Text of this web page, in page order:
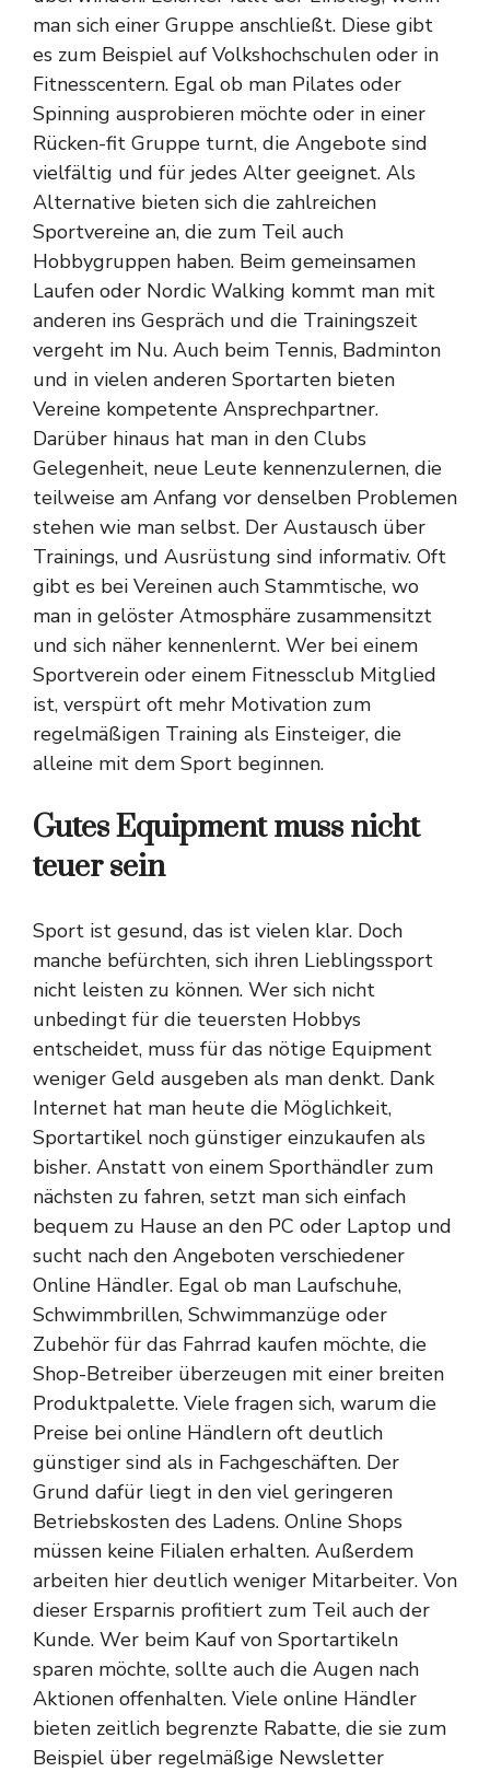
man sich einer Gruppe anschließt. Diese gibt
es zum Beispiel auf Volkshochschulen oder in
Fitnesscentern. Egal ob man Pilates oder
Spinning ausprobieren möchte oder in einer
Rücken-fit Gruppe turnt, die Angebote sind
vielfältig und für jedes Alter geeignet. Als
Alternative bieten sich die zahlreichen
Sportvereine an, die zum Teil auch
Hobbygruppen haben. Beim gemeinsamen
Laufen oder Nordic Walking kommt man mit
anderen ins Gespräch und die Trainingszeit
vergeht im Nu. Auch beim Tennis, Badminton
und in vielen anderen Sportarten bieten
Vereine kompetente Ansprechpartner.
Darüber hinaus hat man in den Clubs
Gelegenheit, neue Leute kennenzulernen, die
teilweise am Anfang vor denselben Problemen
stehen wie man selbst. Der Austausch über
Trainings, und Ausrüstung sind informativ. Oft
gibt es bei Vereinen auch Stammtische, wo
man in gelöster Atmosphäre zusammensitzt
und sich näher kennenlernt. Wer bei einem
Sportverein oder einem Fitnessclub Mitglied
ist, verspürt oft mehr Motivation zum
regelmäßigen Training als Einsteiger, die
alleine mit dem Sport beginnen.
Gutes Equipment muss nicht
teuer sein
Sport ist gesund, das ist vielen klar. Doch
manche befürchten, sich ihren Lieblingssport
nicht leisten zu können. Wer sich nicht
unbedingt für die teuersten Hobbys
entscheidet, muss für das nötige Equipment
weniger Geld ausgeben als man denkt. Dank
Internet hat man heute die Möglichkeit,
Sportartikel noch günstiger einzukaufen als
bisher. Anstatt von einem Sporthändler zum
nächsten zu fahren, setzt man sich einfach
bequem zu Hause an den PC oder Laptop und
sucht nach den Angeboten verschiedener
Online Händler. Egal ob man Laufschuhe,
Schwimmbrillen, Schwimmanzüge oder
Zubehör für das Fahrrad kaufen möchte, die
Shop-Betreiber überzeugen mit einer breiten
Produktpalette. Viele fragen sich, warum die
Preise bei online Händlern oft deutlich
günstiger sind als in Fachgeschäften. Der
Grund dafür liegt in den viel geringeren
Betriebskosten des Ladens. Online Shops
müssen keine Filialen erhalten. Außerdem
arbeiten hier deutlich weniger Mitarbeiter. Von
dieser Ersparnis profitiert zum Teil auch der
Kunde. Wer beim Kauf von Sportartikeln
sparen möchte, sollte auch die Augen nach
Aktionen offenhalten. Viele online Händler
bieten zeitlich begrenzte Rabatte, die sie zum
Beispiel über regelmäßige Newsletter